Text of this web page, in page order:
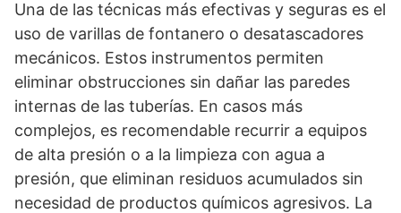
Una de las técnicas más efectivas y seguras es el
uso de varillas de fontanero o desatascadores
mecánicos. Estos instrumentos permiten
eliminar obstrucciones sin dañar las paredes
internas de las tuberías. En casos más
complejos, es recomendable recurrir a equipos
de alta presión o a la limpieza con agua a
presión, que eliminan residuos acumulados sin
necesidad de productos químicos agresivos. La